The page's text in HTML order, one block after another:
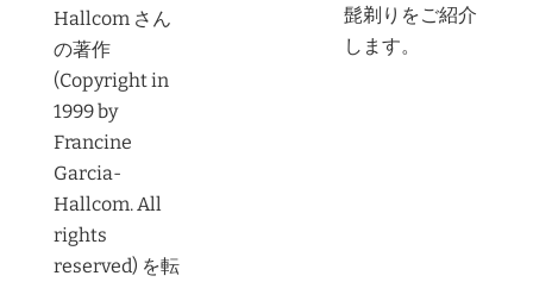
Hallcom さん
の著作
(Copyright in
1999 by
Francine
Garcia-
Hallcom. All
rights
reserved) を転
髭剃りをご紹介
します。